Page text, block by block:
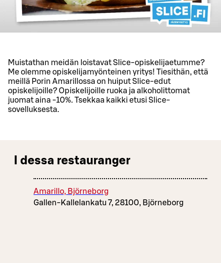
Muistathan meidän loistavat Slice-opiskelijaetumme?
Me olemme opiskelijamyönteinen yritys! Tiesithän, että
meillä Porin Amarillossa on huiput Slice-edut
opiskelijoille? Opiskelijoille ruoka ja alkoholittomat
juomat aina -10%. Tsekkaa kaikki etusi Slice-
sovelluksesta.
I dessa restauranger
Amarillo, Björneborg
Gallen-Kallelankatu 7, 28100, Björneborg